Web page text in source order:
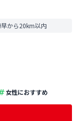
から20km以内
女性におすすめ